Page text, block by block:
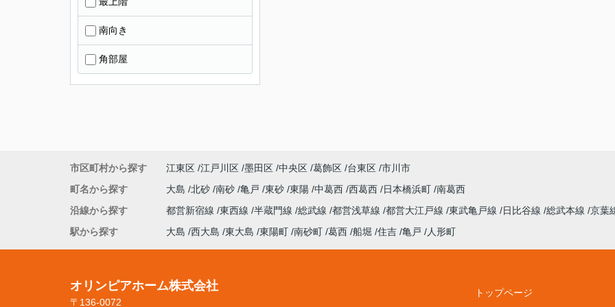
南向き
角部屋
市区町村から探す 江東区 江戸川区 墨田区 中央区 葛飾区 台東区 市川市
町名から探す
大島 北砂 南砂 亀戸 東砂 東陽 中葛西 西葛西 日本橋浜町 南葛西
沿線から探す
都営新宿線 東西線 半蔵門線 総武線 都営浅草線 都営大江戸線 東武亀戸線 日比谷線 総武本線 京葉
駅から探す
大島 西大島 東大島 東陽町 南砂町 葛西 船堀 住吉 亀戸 人形町
オリンピアホーム株式会社
〒136-0072
トップページ